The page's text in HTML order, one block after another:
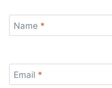
Name *
Email *